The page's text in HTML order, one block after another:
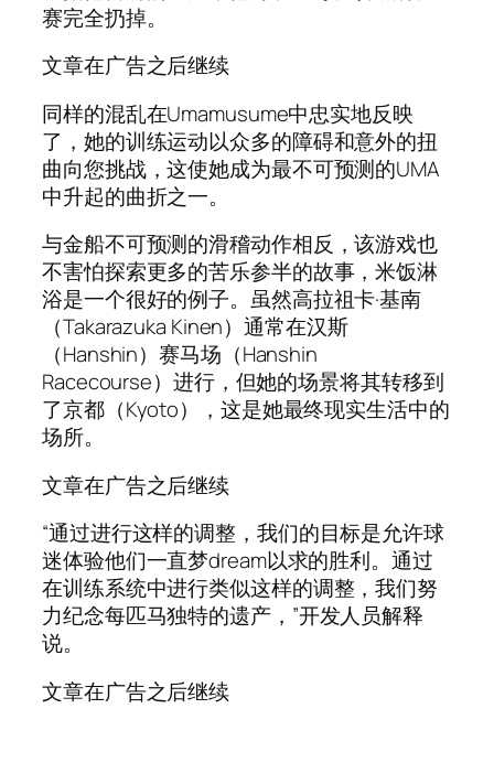
赛完全扔掉。
文章在广告之后继续
同样的混乱在Umamusume中忠实地反映
了，她的训练运动以众多的障碍和意外的扭
曲向您挑战，这使她成为最不可预测的UMA
中升起的曲折之一。
与金船不可预测的滑稽动作相反，该游戏也
不害怕探索更多的苦乐参半的故事，米饭淋
浴是一个很好的例子。虽然高拉祖卡·基南
（Takarazuka Kinen）通常在汉斯
（Hanshin）赛马场（Hanshin
Racecourse）进行，但她的场景将其转移到
了京都（Kyoto），这是她最终现实生活中的
场所。
文章在广告之后继续
“通过进行这样的调整，我们的目标是允许球
迷体验他们一直梦dream以求的胜利。通过
在训练系统中进行类似这样的调整，我们努
力纪念每匹马独特的遗产，”开发人员解释
说。
文章在广告之后继续